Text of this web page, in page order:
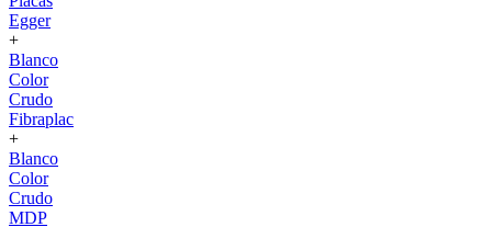
Egger
+
Blanco
Color
Crudo
Fibraplac
+
Blanco
Color
Crudo
MDP